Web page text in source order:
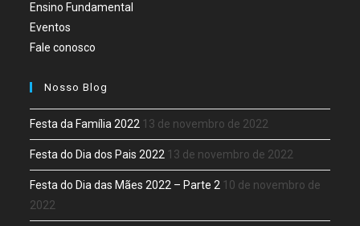
Ensino Fundamental
Eventos
Fale conosco
Nosso Blog
Festa da Família 2022 13 de novembro de 2022
Festa do Dia dos Pais 2022 13 de novembro de 2022
Festa do Dia das Mães 2022 – Parte 2 10 de novembro de
2022